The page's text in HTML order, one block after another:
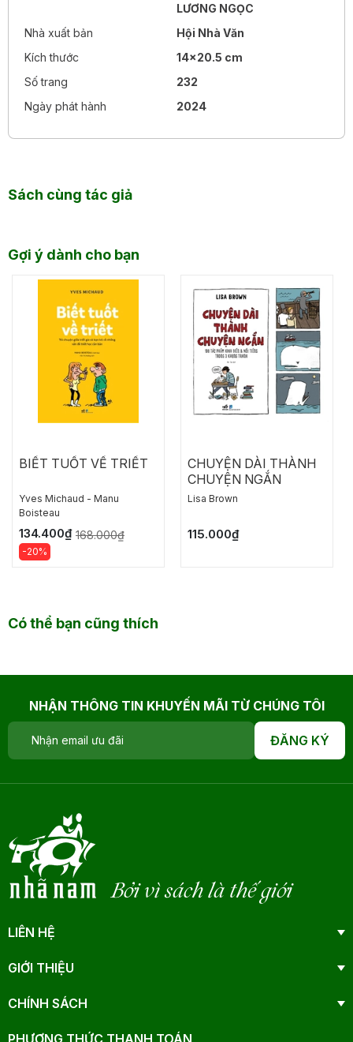
LƯƠNG NGỌC
Nhà xuất bản
Hội Nhà Văn
Kích thước
14x20.5 cm
Số trang
232
Ngày phát hành
2024
Sách cùng tác giả
Gợi ý dành cho bạn
BIẾT TUỐT VỀ TRIẾT
Yves Michaud - Manu
Boisteau
134.400₫ 168.000₫
-20%
CHUYỆN DÀI THÀNH
CHUYỆN NGẮN
Lisa Brown
115.000₫
Có thể bạn cũng thích
NHẬN THÔNG TIN KHUYẾN MÃI TỪ CHÚNG TÔI
ĐĂNG KÝ
Bởi vì sách là thế giới
LIÊN HỆ
GIỚI THIỆU
CHÍNH SÁCH
PHƯƠNG THỨC THANH TOÁN